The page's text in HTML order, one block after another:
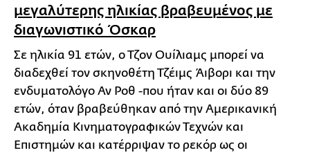
μεγαλύτερης ηλικίας βραβευμένος με
διαγωνιστικό Όσκαρ
Σε ηλικία 91 ετών, ο Τζον Ουίλιαμς μπορεί να
διαδεχθεί τον σκηνοθέτη Τζέιμς Άιβορι και την
ενδυματολόγο Αν Ροθ -που ήταν και οι δύο 89
ετών, όταν βραβεύθηκαν από την Αμερικανική
Ακαδημία Κινηματογραφικών Τεχνών και
Επιστημών και κατέρριψαν το ρεκόρ ως οι